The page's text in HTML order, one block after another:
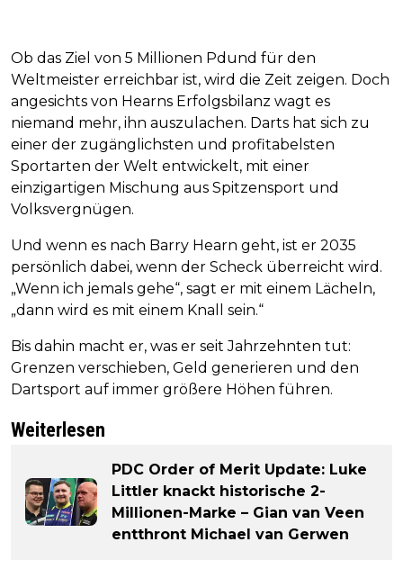
Ob das Ziel von 5 Millionen Pdund für den
Weltmeister erreichbar ist, wird die Zeit zeigen. Doch
angesichts von Hearns Erfolgsbilanz wagt es
niemand mehr, ihn auszulachen. Darts hat sich zu
einer der zugänglichsten und profitabelsten
Sportarten der Welt entwickelt, mit einer
einzigartigen Mischung aus Spitzensport und
Volksvergnügen.
Und wenn es nach Barry Hearn geht, ist er 2035
persönlich dabei, wenn der Scheck überreicht wird.
„Wenn ich jemals gehe“, sagt er mit einem Lächeln,
„dann wird es mit einem Knall sein.“
Bis dahin macht er, was er seit Jahrzehnten tut:
Grenzen verschieben, Geld generieren und den
Dartsport auf immer größere Höhen führen.
Weiterlesen
PDC Order of Merit Update: Luke
Littler knackt historische 2-
Millionen-Marke – Gian van Veen
entthront Michael van Gerwen